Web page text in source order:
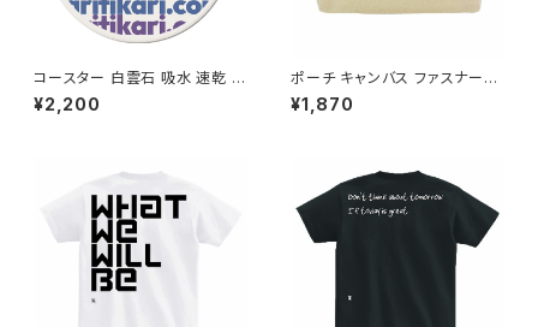
コースター 白雲石 吸水 速乾 ド
ロマイト グラス アイスコーヒー
saritikari cafe
¥2,200
ポーチ キャンバス ファスナーポ
ーチ 底 マチ付き ナチュラル オ
リジナル 巾着 プリント バッグ
ハミガキ 万能 充電器 整理整頓
小物入れ バイク オートバイ ハ
ーレー
¥1,870